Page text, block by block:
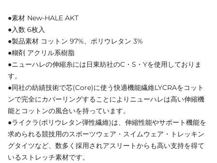
●素材 New-HALE AKT
●入数 6枚入
●製品素材 コットン 97%、ポリウレタン 3%
●糊剤 アクリル系樹脂
●ニューハレの伸縮糸には日東紡社のC・S・Yを使用しておりま
す。
●同社の紡績技術で芯(Core)に使う快適機能繊維LYCRAをコット
ンで完全にカバーリングすることによりニューハレは高い伸縮機
能とコットンの風合いを持っています。
●ライクラ(ポリウレタン弾性繊維)は、伸縮性能やサポート機能を
求められる競技用のスポーツウェア・スイムウェア・トレッキン
グタイツなど、数多く採用されアスリートからも高い支持を得て
いるストレッチ素材です。